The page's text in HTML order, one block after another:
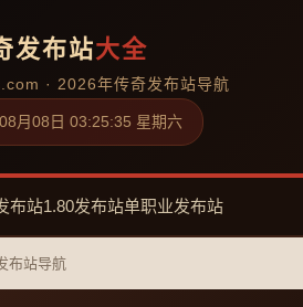
发布站大全
· 2026年传奇发布站导航
月08日 03:25:35 星期六
布站1.80发布站单职业发布站
布站导航